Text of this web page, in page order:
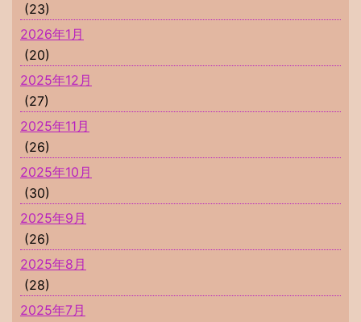
(23)
2026年1月
(20)
2025年12月
(27)
2025年11月
(26)
2025年10月
(30)
2025年9月
(26)
2025年8月
(28)
2025年7月